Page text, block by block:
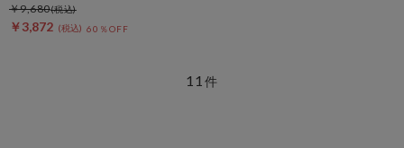
￥3,872 60％OFF
￥9,680
11 件